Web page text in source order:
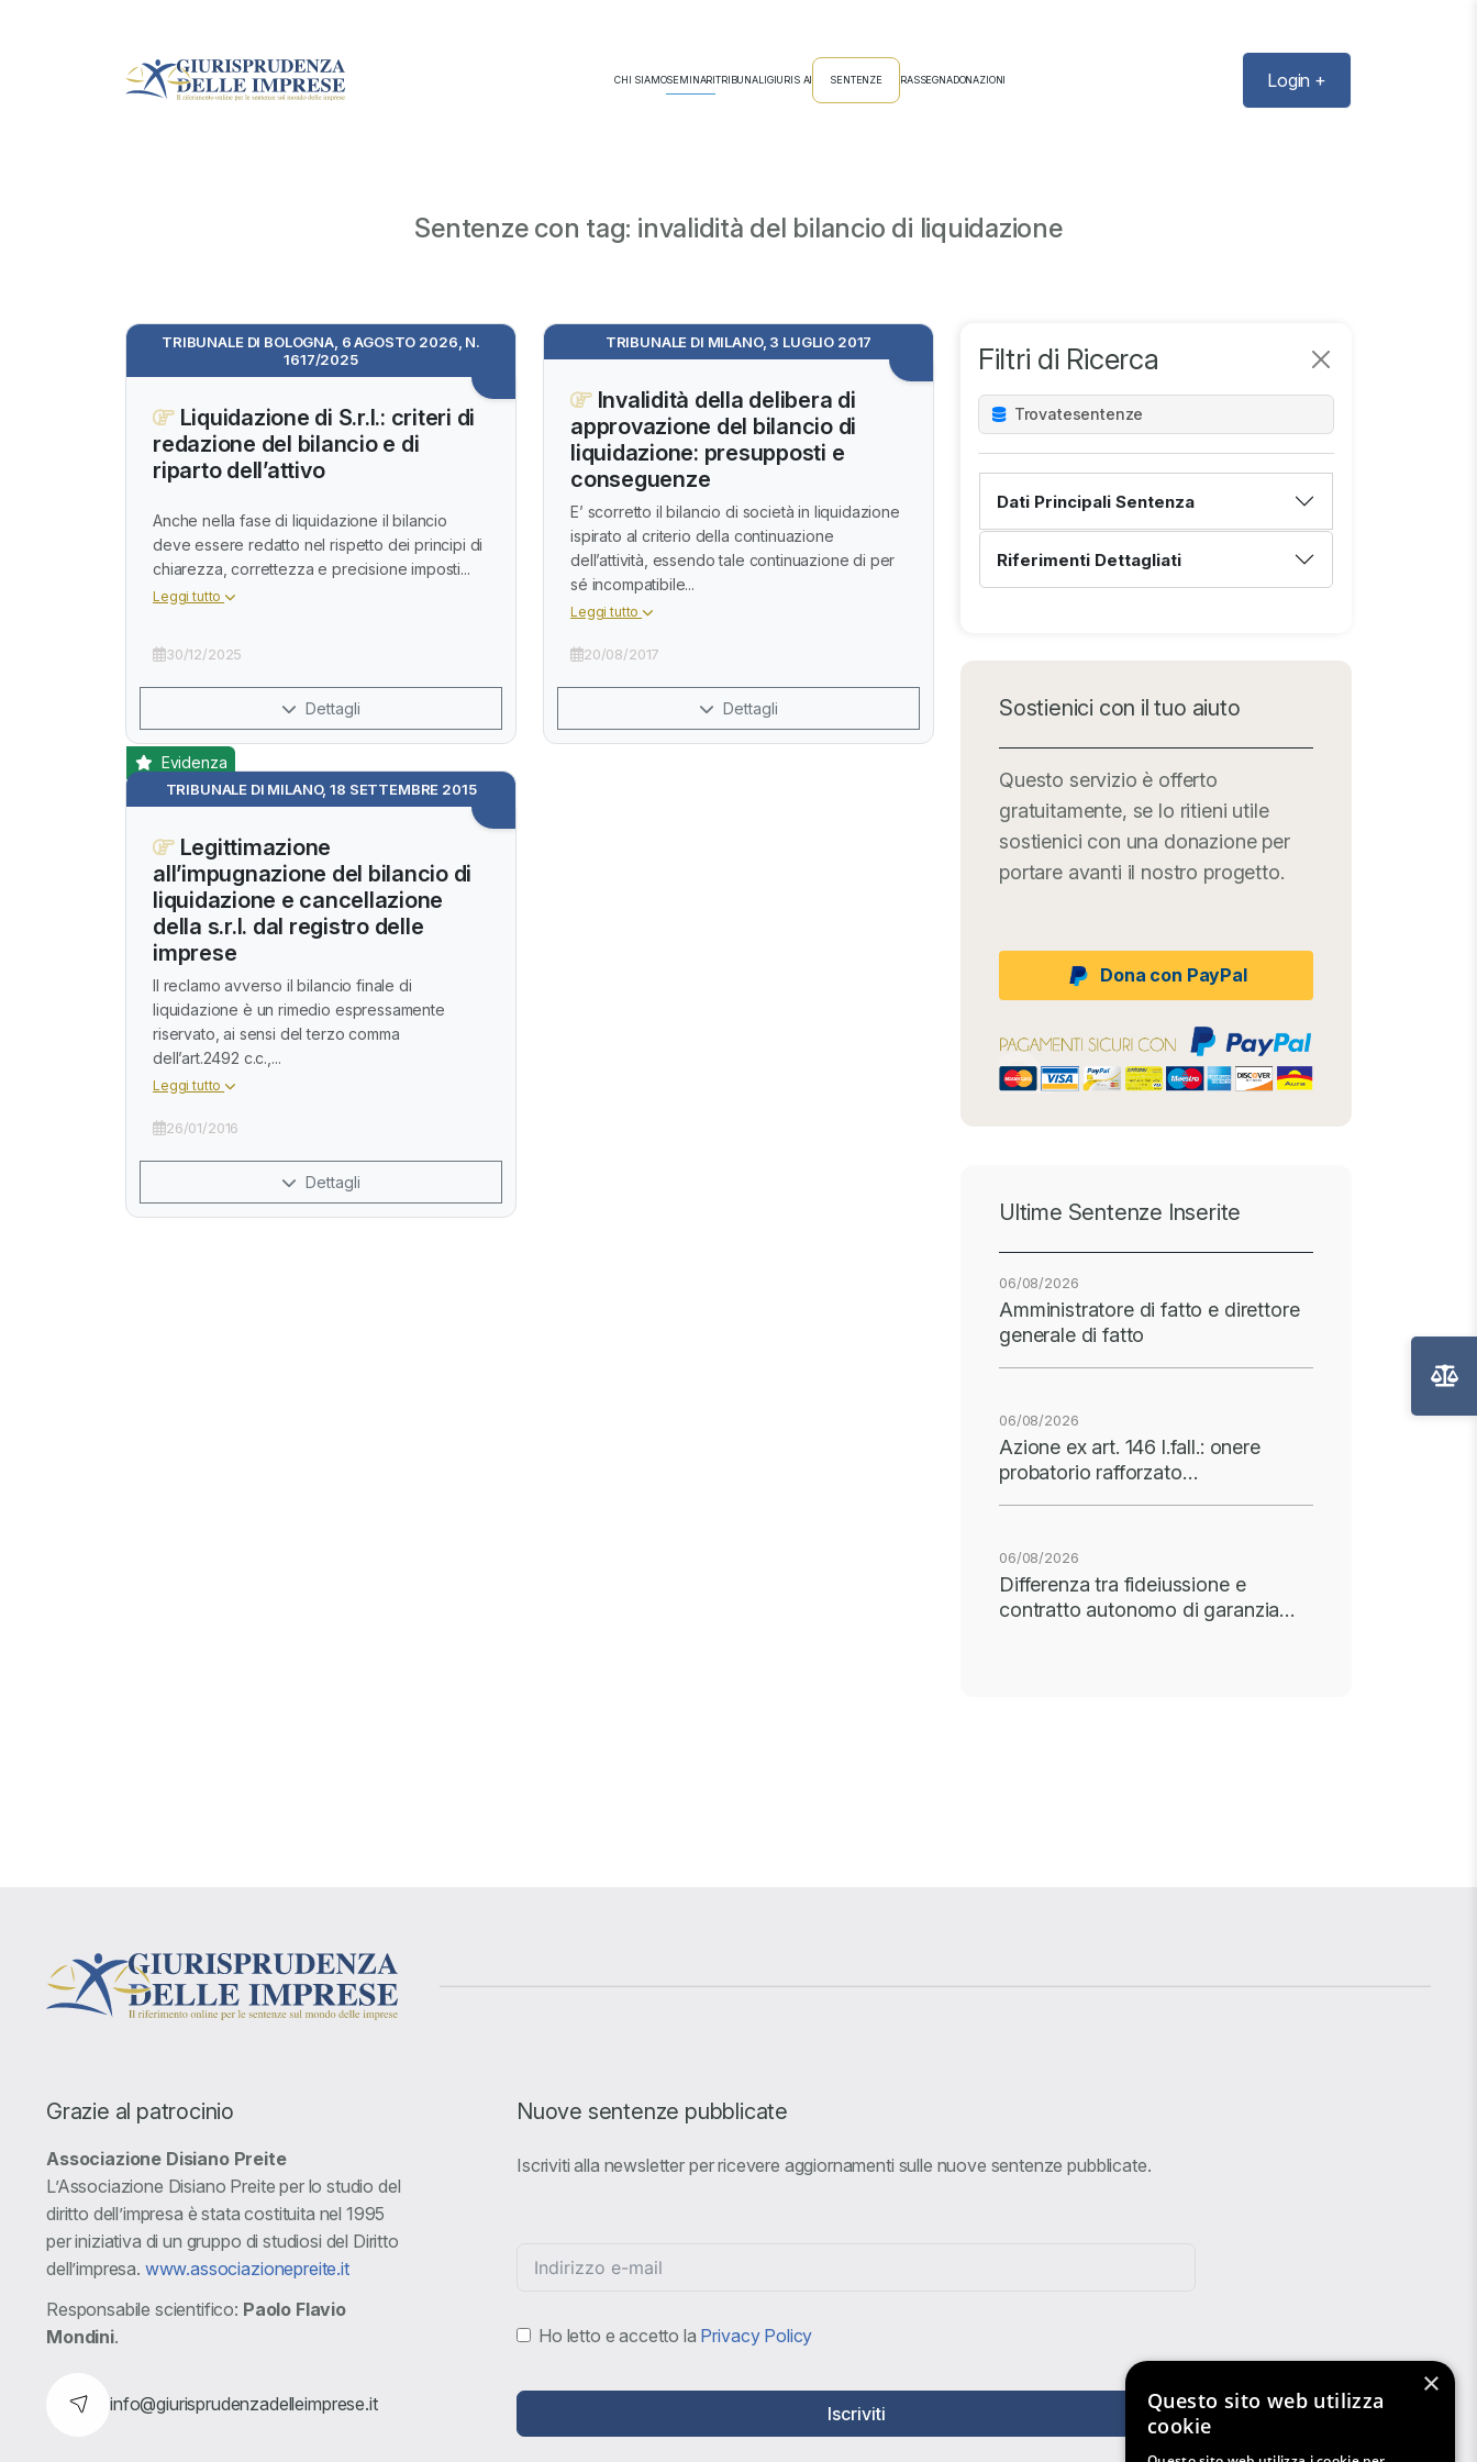
CHI SIAMOSEMINARITRIBUNALIGIURIS AI SENTENZE RASSEGNADONAZIONI Login +
Sentenze con tag: invalidità del bilancio di liquidazione
Filtri di Ricerca
Trovatesentenze
Dati Principali Sentenza
Riferimenti Dettagliati
Sostienici con il tuo aiuto
Questo servizio è offerto
gratuitamente, se lo ritieni utile
sostienici con una donazione per
portare avanti il nostro progetto.
Dona con PayPal
Ultime Sentenze Inserite
06/08/2026
Amministratore di fatto e direttore
generale di fatto
06/08/2026
Azione ex art. 146 l.fall.: onere
probatorio rafforzato…
06/08/2026
Differenza tra fideiussione e
contratto autonomo di garanzia…
TRIBUNALE DI BOLOGNA, 6 AGOSTO 2026, N.
1617/2025
Liquidazione di S.r.l.: criteri di
redazione del bilancio e di
riparto dell’attivo
Anche nella fase di liquidazione il bilancio
deve essere redatto nel rispetto dei principi di
chiarezza, correttezza e precisione imposti...
Leggi tutto
30/12/2025
Dettagli
TRIBUNALE DI MILANO, 3 LUGLIO 2017
Invalidità della delibera di
approvazione del bilancio di
liquidazione: presupposti e
conseguenze
E’ scorretto il bilancio di società in liquidazione
ispirato al criterio della continuazione
dell’attività, essendo tale continuazione di per
sé incompatibile...
Leggi tutto
20/08/2017
Dettagli
TRIBUNALE DI MILANO, 18 SETTEMBRE 2015
Evidenza
Legittimazione
all’impugnazione del bilancio di
liquidazione e cancellazione
della s.r.l. dal registro delle
imprese
Il reclamo avverso il bilancio finale di
liquidazione è un rimedio espressamente
riservato, ai sensi del terzo comma
dell’art.2492 c.c.,...
Leggi tutto
26/01/2016
Dettagli
Grazie al patrocinio
Associazione Disiano Preite
L’Associazione Disiano Preite per lo studio del
diritto dell’impresa è stata costituita nel 1995
per iniziativa di un gruppo di studiosi del Diritto
dell’impresa. www.associazionepreite.it
Responsabile scientifico: Paolo Flavio
Mondini.
info@giurisprudenzadelleimprese.it
Nuove sentenze pubblicate
Iscriviti alla newsletter per ricevere aggiornamenti sulle nuove sentenze pubblicate.
Ho letto e accetto la Privacy Policy
Iscriviti
×
Questo sito web utilizza
cookie